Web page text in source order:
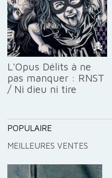
L'Opus Délits à ne
pas manquer : RNST
/ Ni dieu ni tire
POPULAIRE
MEILLEURES VENTES